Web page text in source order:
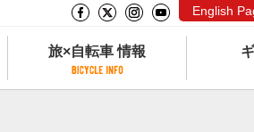
English
旅×自転車 情報